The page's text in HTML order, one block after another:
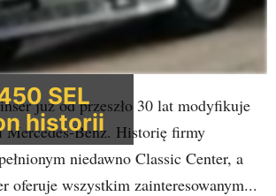
SEL
historii
już od przeszło 30 lat modyfikuje
Mercedes-Benz. Historię firmy
niedawno Classic Center, a
oferuje wszystkim zainteresowanym...